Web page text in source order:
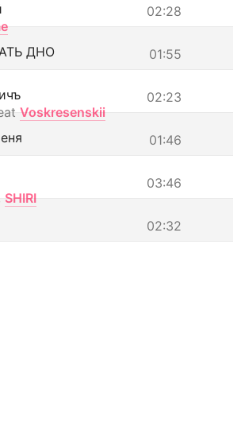
02:28
01:55
ДНО
02:23
Voskresenskii
01:46
03:46
SHIRI
02:32